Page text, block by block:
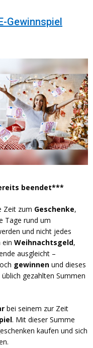
Gewinnspiel
beendet***
Zeit zum Geschenke,
Tage rund um
und nicht jedes
ein Weihnachtsgeld,
ausgleicht –
gewinnen und dieses
gezahlten Summen
bei seinem zur Zeit
. Mit dieser Summe
kaufen und sich